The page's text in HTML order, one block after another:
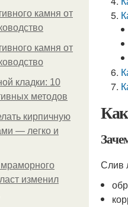
камня от
камня от
кладки: 10
методов
кирпичную
— легко и
изменил
Слив